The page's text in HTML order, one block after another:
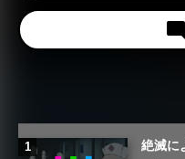
mode_comment
絶滅に